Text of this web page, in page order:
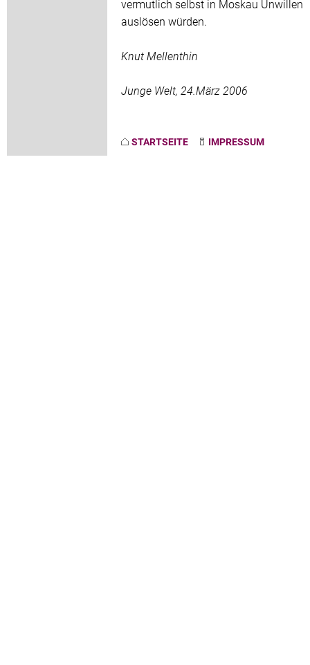
vermutlich selbst in Moskau Unwillen
auslösen würden.
Knut Mellenthin
Junge Welt, 24.März 2006
STARTSEITE IMPRESSUM